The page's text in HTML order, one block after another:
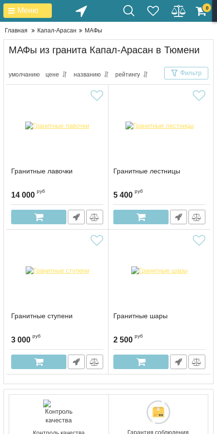
Меню 0
Главная Капал-Арасан МАФы
МАФы из гранита Капал-Арасан в Тюмени
умолчанию цене названию рейтингу Фильтр
Гранитные лавочки
14 000 руб
Гранитные лестницы
5 400 руб
Гранитные ступени
3 000 руб
Гранитные шары
2 500 руб
Гарантия соблюдения